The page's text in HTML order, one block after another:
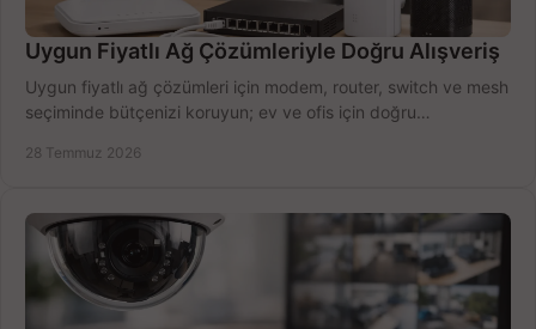
Uygun Fiyatlı Ağ Çözümleriyle Doğru Alışveriş
Uygun fiyatlı ağ çözümleri için modem, router, switch ve mesh
seçiminde bütçenizi koruyun; ev ve ofis için doğru
28 Temmuz 2026